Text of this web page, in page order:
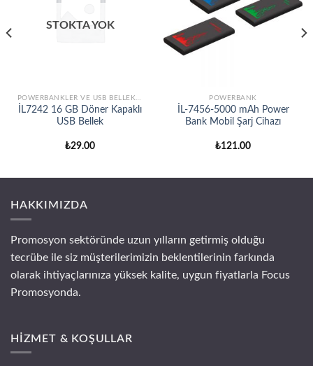
STOKTA YOK
POWERBANKLER VE USB BELLEKLER
İL7242 16 GB Döner Kapaklı
USB Bellek
₺29.00
POWERBANK
İL-7456-5000 mAh Power
Bank Mobil Şarj Cihazı
₺121.00
HAKKIMIZDA
Promosyon sektöründe uzun yılların getirmiş olduğu
tecrübe ile siz müşterilerimizin beklentilerinin farkında
olarak ihtiyaçlarınıza yüksek kalite, uygun fiyatlarla Focus
Promosyonda.
HİZMET & KOŞULLAR